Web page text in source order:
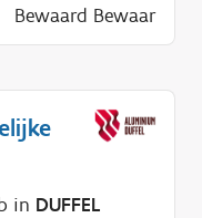
Bewaard Bewaar
in DUFFEL